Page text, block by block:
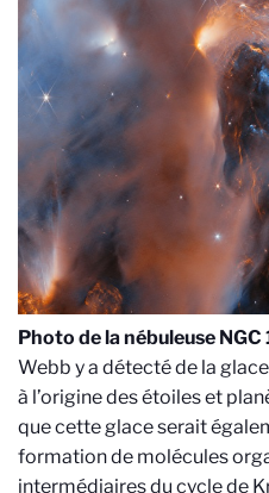
Photo de la nébuleuse NGC
Webb y a détecté de la
à l’origine des étoiles et
que cette glace serait
formation de molécules
intermédiaires du cycle de